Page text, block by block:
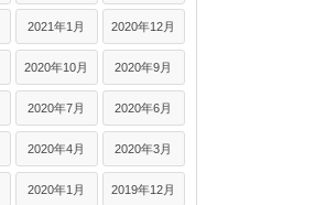
2021年1月 2020年12月
2020年10月 2020年9月
2020年7月 2020年6月
2020年4月 2020年3月
2020年1月 2019年12月